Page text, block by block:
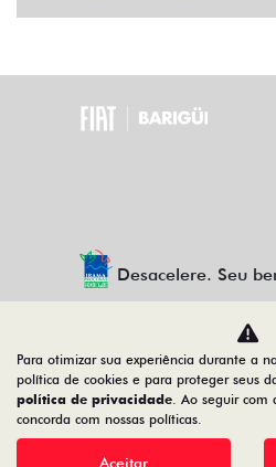
Desacelere. Seu
BARIGUI VEICULOS LTDA
79.763.884/0007-81
Para otimizar sua experiência durante a
política de cookies e para proteger seus
política de privacidade. Ao seguir com
concorda com nossas políticas.
Aceitar